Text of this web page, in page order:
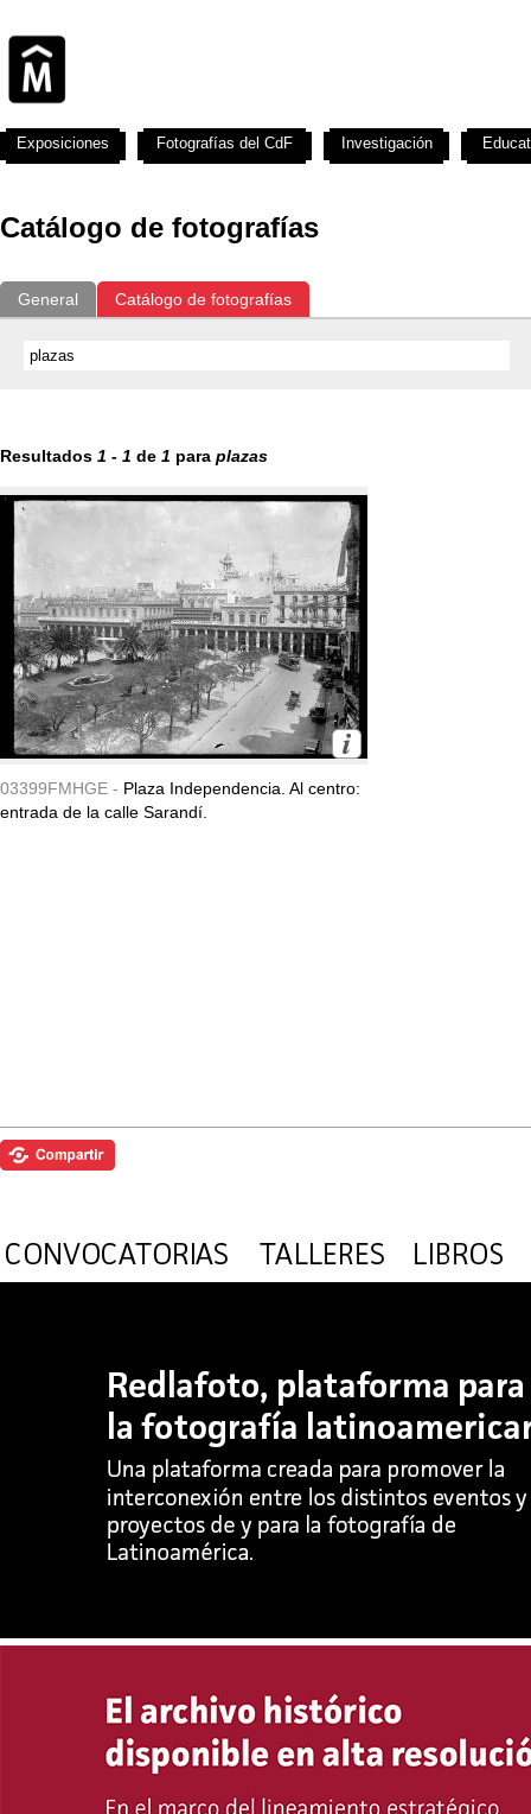
Catálogo de fotografías
General Catálogo de fotografías
Resultados 1 - 1 de 1 para plazas
03399FMHGE - Plaza Independencia. Al centro:
entrada de la calle Sarandí.
Exposiciones Fotografías del CdF Investigación